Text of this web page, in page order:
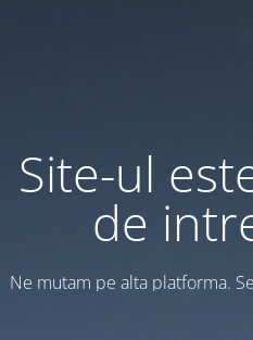
Site-ul
de
Ne mutam pe alta platforma.